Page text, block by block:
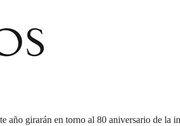
año girarán en torno al 80 aniversario de la